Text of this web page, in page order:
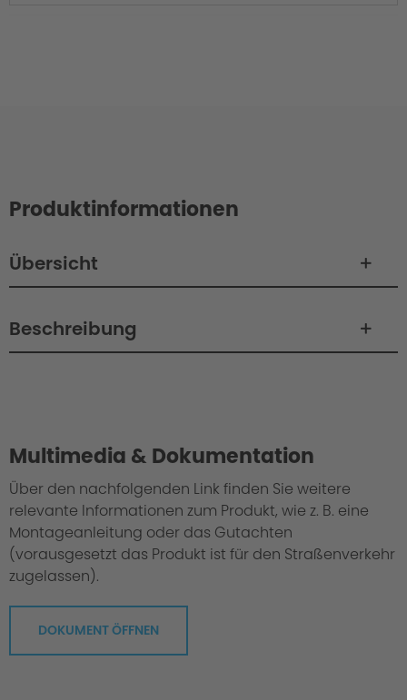
Produktinformationen
Übersicht
Beschreibung
Multimedia & Dokumentation
Über den nachfolgenden Link finden Sie weitere
relevante Informationen zum Produkt, wie z. B. eine
Montageanleitung oder das Gutachten
(vorausgesetzt das Produkt ist für den Straßenverkehr
zugelassen).
DOKUMENT ÖFFNEN